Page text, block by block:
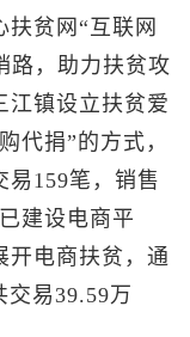
贫网“互联网
路，助力扶贫攻
江镇设立扶贫爱
代捐”的方式，
易159笔，销售
建设电商平
开电商扶贫，通
交易39.59万